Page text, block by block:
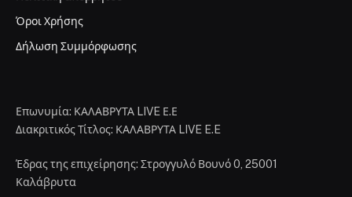
Όροι Χρήσης
Δήλωση Συμμόρφωσης
Επωνυμία: ΚΑΛΑΒΡΥΤΑ LIVE Ε.Ε
Διακριτικός Τίτλος: ΚΑΛΑΒΡΥΤΑ LIVE E.E
Έδρας της επιχείρησης: Στρογγυλό Βουνό 0, 25001
Καλάβρυτα